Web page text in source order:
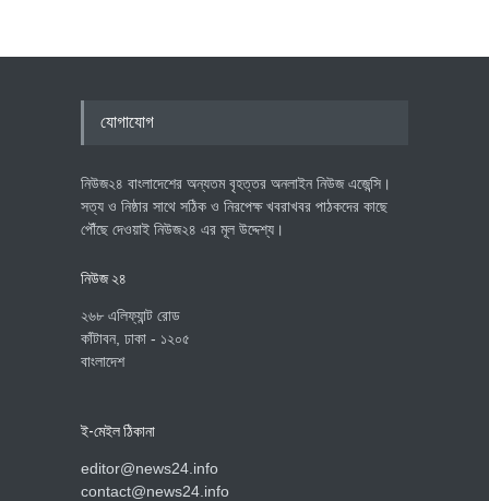
যোগাযোগ
নিউজ২৪ বাংলাদেশের অন্যতম বৃহত্তর অনলাইন নিউজ এজেন্সি।
সত্য ও নিষ্ঠার সাথে সঠিক ও নিরপেক্ষ খবরাখবর পাঠকদের কাছে
পৌঁছে দেওয়াই নিউজ২৪ এর মূল উদ্দেশ্য।
নিউজ ২৪
২৬৮ এলিফ্যান্ট রোড
কাঁটাবন, ঢাকা - ১২০৫
বাংলাদেশ
ই-মেইল ঠিকানা
editor@news24.info
contact@news24.info